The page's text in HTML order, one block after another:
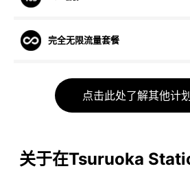
完全无限流量套餐
点击此处了解其他计
关于在Tsuruoka